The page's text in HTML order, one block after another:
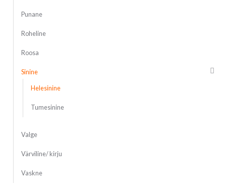
Punane
Roheline
Roosa
Sinine
Helesinine
Tumesinine
Valge
Värviline/ kirju
Vaskne